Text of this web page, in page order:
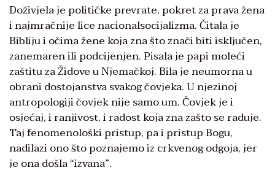
Doživjela je političke prevrate, pokret za prava žena
i najmračnije lice nacionalsocijalizma. Čitala je
Bibliju i očima žene koja zna što znači biti isključen,
zanemaren ili podcijenjen. Pisala je papi moleći
zaštitu za Židove u Njemačkoj. Bila je neumorna u
obrani dostojanstva svakog čovjeka. U njezinoj
antropologiji čovjek nije samo um. Čovjek je i
osjećaj, i ranjivost, i radost koja zna zašto se raduje.
Taj fenomenološki pristup, pa i pristup Bogu,
nadilazi ono što poznajemo iz crkvenog odgoja, jer
je ona došla “izvana”.